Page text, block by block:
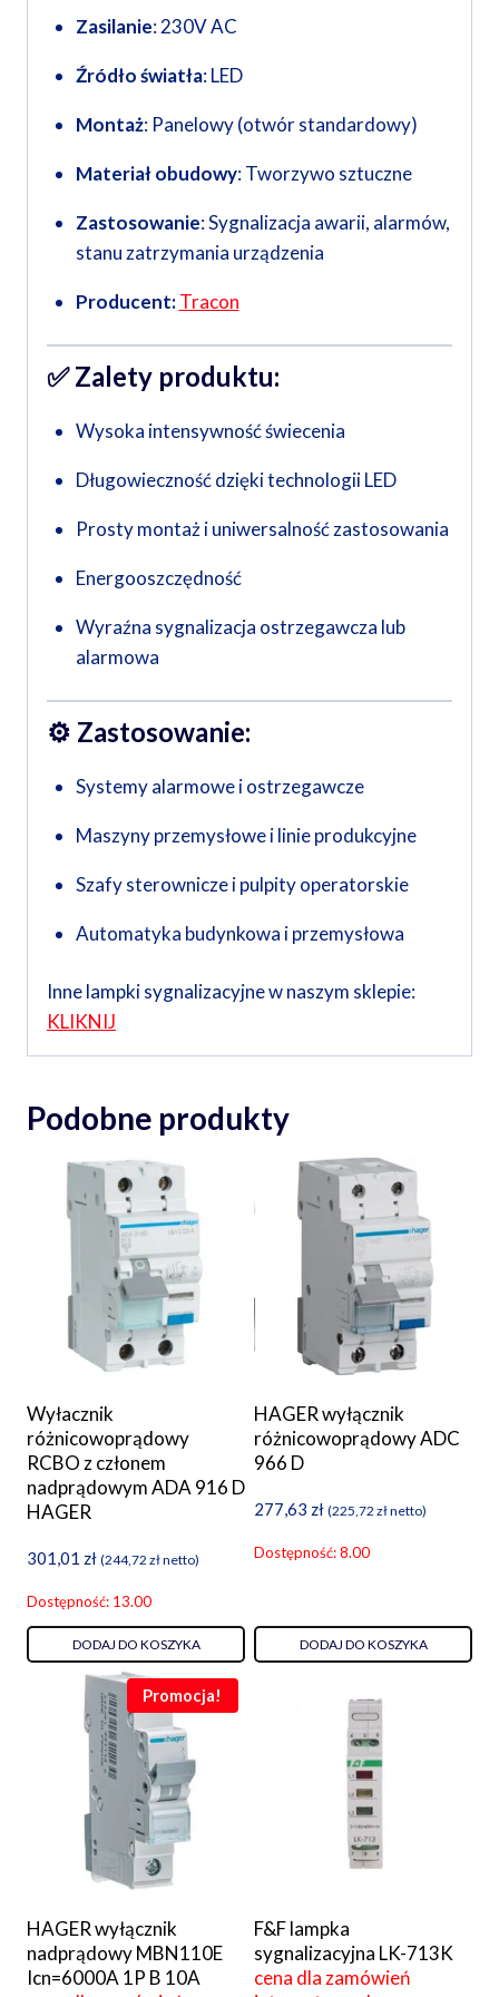
Zasilanie: 230V AC
Źródło światła: LED
Montaż: Panelowy (otwór standardowy)
Materiał obudowy: Tworzywo sztuczne
Zastosowanie: Sygnalizacja awarii, alarmów,
stanu zatrzymania urządzenia
Producent:Tracon
✅Zalety produktu:
Wysoka intensywność świecenia
Długowieczność dzięki technologii LED
Prosty montaż i uniwersalność zastosowania
Energooszczędność
Wyraźna sygnalizacja ostrzegawcza lub
alarmowa
⚙️ Zastosowanie:
Systemy alarmowe i ostrzegawcze
Maszyny przemysłowe i linie produkcyjne
Szafy sterownicze i pulpity operatorskie
Automatyka budynkowa i przemysłowa
Inne lampki sygnalizacyjne w naszym sklepie:
KLIKNIJ
Podobne produkty
Wyłacznik
różnicowoprądowy
RCBO z członem
nadprądowym ADA 916 D
HAGER
301,01 zł (244,72 złnetto)
Dostępność: 13.00
DODAJ DO KOSZYKA
HAGER wyłącznik
różnicowoprądowy ADC
966 D
277,63 zł (225,72 złnetto)
Dostępność: 8.00
DODAJ DO KOSZYKA
Promocja!
HAGER wyłącznik
nadprądowy MBN110E
Icn=6000A 1P B 10A
F&F lampka
sygnalizacyjna LK-713K
cena dla zamówień